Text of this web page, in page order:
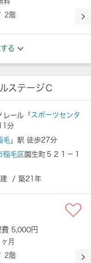
2階
る
ステージＣ
レール「 スポーツセンタ
分
毛 」駅 徒歩27分
稲毛区 園生町５２１－１
/ 築21年
費 5,000円
ヶ月
2階